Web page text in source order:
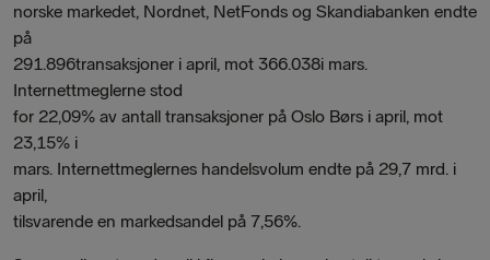
norske markedet, Nordnet, NetFonds og Skandiabanken endte
på
291.896transaksjoner i april, mot 366.038i mars.
Internettmeglerne stod
for 22,09% av antall transaksjoner på Oslo Børs i april, mot
23,15% i
mars. Internettmeglernes handelsvolum endte på 29,7 mrd. i
april,
tilsvarende en markedsandel på 7,56%.